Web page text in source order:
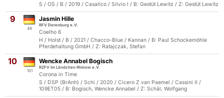
S / OS / B / 2019 / Casallco / Silvio I / B: Gestüt Lewitz / Z: Gestüt Lewitz
9
49
Jasmin Hille
RFV Derenburg e.V.
Coelho 6
H / Holst / B / 2021 / Chacco-Blue / Kannan / B: Paul Schockemöhle
Pferdehaltung GmbH / Z: Ratajczak, Stefan
10
101
Wencke Annabel Bogisch
RZFV Im Ländchen Rhinow e.V.
Corona in Time
S / DSP (BrAnh) / Schi / 2020 / Cicero Z van Paemel / Cassini II /
109ET05 / B: Bogisch, Wencke Annabel / Z: Schäl, Wolfgang